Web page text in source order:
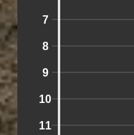
7
8
9
10
11